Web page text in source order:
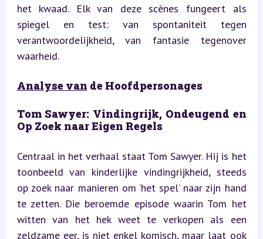
het kwaad. Elk van deze scènes fungeert als
spiegel en test: van spontaniteit tegen
verantwoordelijkheid, van fantasie tegenover
waarheid.
Analyse van de Hoofdpersonages
Tom Sawyer: Vindingrijk, Ondeugend en
Op Zoek naar Eigen Regels
Centraal in het verhaal staat Tom Sawyer. Hij is het
toonbeeld van kinderlijke vindingrijkheid, steeds
op zoek naar manieren om ‘het spel’ naar zijn hand
te zetten. Die beroemde episode waarin Tom het
witten van het hek weet te verkopen als een
zeldzame eer, is niet enkel komisch, maar laat ook